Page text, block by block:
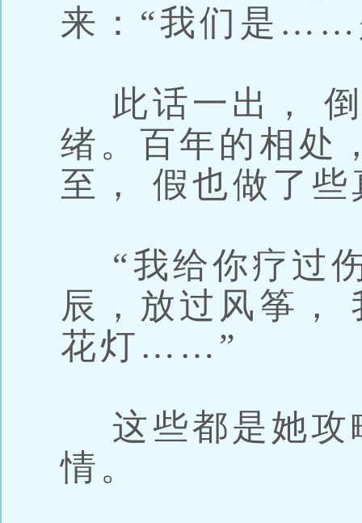
来：“我们是……
此话一出， 倒
绪。百年的相处
至， 假也做了些
“我给你疗过
辰，放过风筝，
花灯……”
这些都是她攻
情。